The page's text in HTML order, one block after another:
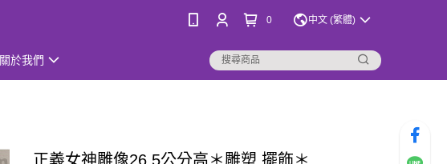
0 中文 (繁體)
關於我們
正義女神雕像26.5公分高＊雕塑 擺飾＊